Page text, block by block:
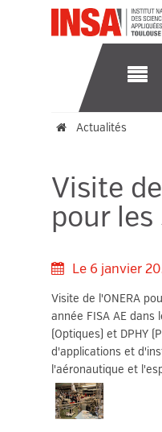
Actualités
Visite
pour les
Le 6 janvier
Visite de l'ONERA
année FISA AE dans
(Optiques) et DPHY
d'applications et
l'aéronautique et